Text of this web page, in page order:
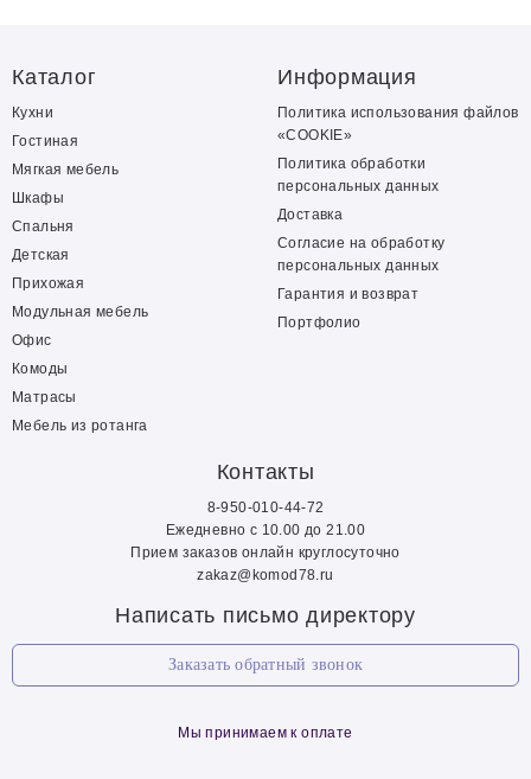
Каталог
Кухни
Гостиная
Мягкая мебель
Шкафы
Спальня
Детская
Прихожая
Модульная мебель
Офис
Комоды
Матрасы
Мебель из ротанга
Информация
Политика использования файлов
«COOKIE»
Политика обработки
персональных данных
Доставка
Согласие на обработку
персональных данных
Гарантия и возврат
Портфолио
Контакты
8-950-010-44-72
Ежедневно с 10.00 до 21.00
Прием заказов онлайн круглосуточно
zakaz@komod78.ru
Написать письмо директору
Заказать обратный звонок
Мы принимаем к оплате